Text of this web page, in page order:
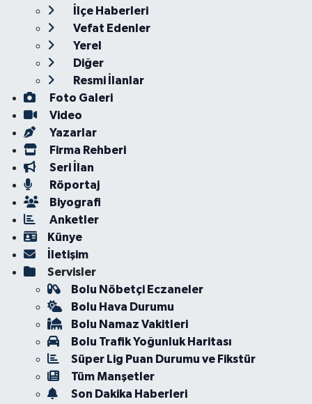
İlçe Haberleri
Vefat Edenler
Yerel
Diğer
Resmi İlanlar
Foto Galeri
Video
Yazarlar
Firma Rehberi
Seri İlan
Röportaj
Biyografi
Anketler
Künye
İletişim
Servisler
Bolu Nöbetçi Eczaneler
Bolu Hava Durumu
Bolu Namaz Vakitleri
Bolu Trafik Yoğunluk Haritası
Süper Lig Puan Durumu ve Fikstür
Tüm Manşetler
Son Dakika Haberleri